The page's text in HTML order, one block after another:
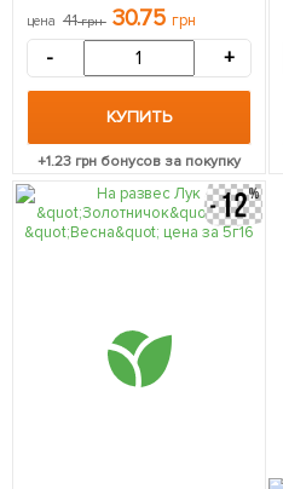
цена 41грн 30.75 грн
- +
КУПИТЬ
+1.23 грн бонусов за покупку